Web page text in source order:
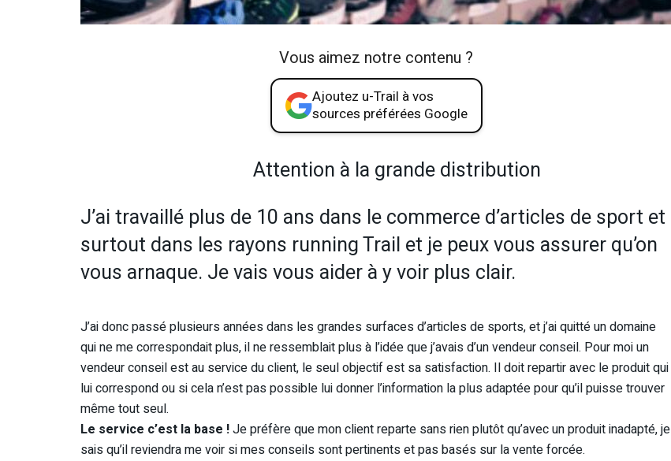
Vous aimez notre contenu ?
Ajoutez u-Trail à vos
sources préférées Google
Attention à la grande distribution
J’ai travaillé plus de 10 ans dans le commerce d’articles de sport et
surtout dans les rayons running Trail et je peux vous assurer qu’on
vous arnaque. Je vais vous aider à y voir plus clair.
J’ai donc passé plusieurs années dans les grandes surfaces d’articles de sports, et j’ai quitté un domaine
qui ne me correspondait plus, il ne ressemblait plus à l’idée que j’avais d’un vendeur conseil. Pour moi un
vendeur conseil est au service du client, le seul objectif est sa satisfaction. Il doit repartir avec le produit qui
lui correspond ou si cela n’est pas possible lui donner l’information la plus adaptée pour qu’il puisse trouver
même tout seul.
Le service c’est la base !Je préfère que mon client reparte sans rien plutôt qu’avec un produit inadapté, je
sais qu’il reviendra me voir si mes conseils sont pertinents et pas basés sur la vente forcée.